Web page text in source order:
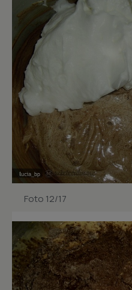
Foto 12/17